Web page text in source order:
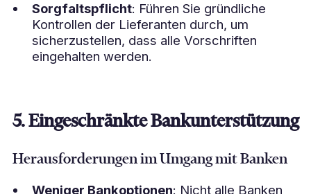
Sorgfaltspflicht: Führen Sie gründliche
Kontrollen der Lieferanten durch, um
sicherzustellen, dass alle Vorschriften
eingehalten werden.
5. Eingeschränkte Bankunterstützung
Herausforderungen im Umgang mit Banken
Weniger Bankoptionen: Nicht alle Banken